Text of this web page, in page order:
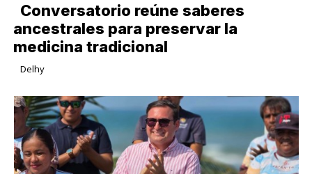
Conversatorio reúne saberes
ancestrales para preservar la
medicina tradicional
Delhy